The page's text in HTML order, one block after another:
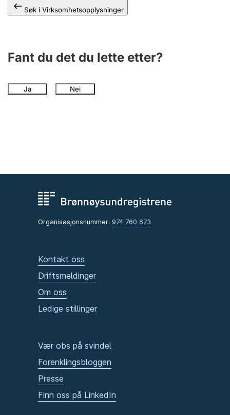
Søk i Virksomhetsopplysninger
Fant du det du lette etter?
Ja Nei
Organisasjonsnummer: 974 760 673
Kontakt oss
Driftsmeldinger
Om oss
Ledige stillinger
Vær obs på svindel
Forenklingsbloggen
Presse
Finn oss på LinkedIn